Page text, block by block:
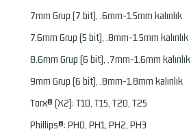
7mm Grup (7 bit), .6mm-1.5mm kalınlık
7.6mm Grup (5 bit), .8mm-1.5mm kalınlık
8.6mm Grup (6 bit), .7mm-1.6mm kalınlık
9mm Grup (6 bit), .8mm-1.8mm kalınlık
Torx® (X2): T10, T15, T20, T25
Phillips®: PH0, PH1, PH2, PH3